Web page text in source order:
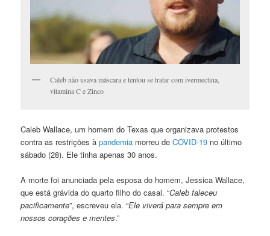
Caleb não usava máscara e tentou se tratar com ivermectina,
vitamina C e Zinco
Caleb Wallace, um homem do Texas que organizava protestos
contra as restrições àpandemia morreu deCOVID-19 no último
sábado (28). Ele tinha apenas 30 anos.
A morte foi anunciada pela esposa do homem, Jessica Wallace,
que está grávida do quarto filho do casal. “Caleb faleceu
pacificamente”, escreveu ela. “Ele viverá para sempre em
nossos corações e mentes.”